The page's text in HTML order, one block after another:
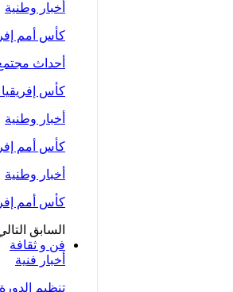
أخبار وطنية
كأس أمم
أحداث
كأس إفريقيا للسيدات-المغرب 2026..
أخبار وطنية
كأس أمم إفريقيا
أخبار وطنية
كأس أمم إفريقيا للسيدات –
السابق
فن و ثقافة
أخبار فنية
تنظيم الدورة